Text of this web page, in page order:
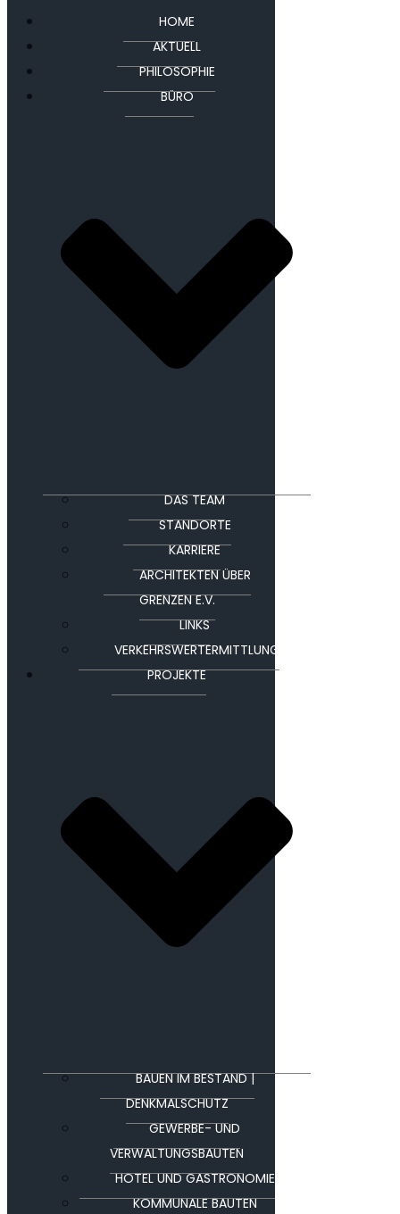
HOME
AKTUELL
PHILOSOPHIE
BÜRO
DAS TEAM
STANDORTE
KARRIERE
ARCHITEKTEN ÜBER
GRENZEN E.V.
LINKS
VERKEHRSWERTERMITTLUNG
PROJEKTE
BAUEN IM BESTAND |
DENKMALSCHUTZ
GEWERBE- UND
VERWALTUNGSBAUTEN
HOTEL UND GASTRONOMIE
KOMMUNALE BAUTEN